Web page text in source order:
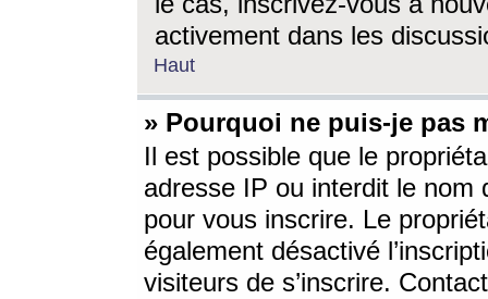
activement dans les
Haut
» Pourquoi ne puis-je pas
Il est possible que le
adresse IP ou interdit le nom
pour vous inscrire. Le
également désactivé
visiteurs de s’inscrire.